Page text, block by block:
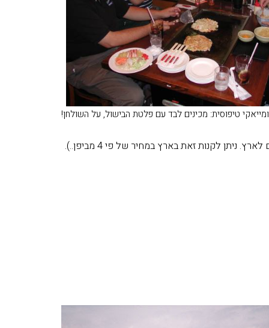
טיפוסית: מכינים לבד עם פלטת הבישול, על השולחן!
לקנות זאת בארץ במחיר של פי 4 מביפן..).